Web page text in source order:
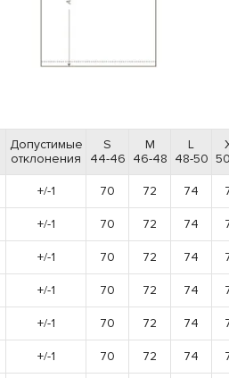
Допустимые
отклонения
S
44-46
M
46-48
L
48-50
+/-1 70 72 74
+/-1 70 72 74
+/-1 70 72 74
+/-1 70 72 74
+/-1 70 72 74
+/-1 70 72 74